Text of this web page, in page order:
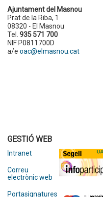
Ajuntament del Masnou
Prat de la Riba, 1
08320 - El Masnou
Tel. 935 571 700
NIF P0811700D
a/e oac@elmasnou.cat
GESTIÓ WEB
Intranet
Correu
electrònic web
Portasignatures